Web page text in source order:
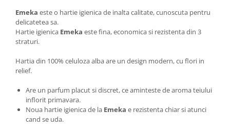
Emeka este o hartie igienica de inalta calitate, cunoscuta pentru
delicatetea sa.
Hartie igienica Emeka este fina, economica si rezistenta din 3
straturi.
Hartia din 100% celuloza alba are un design modern, cu flori in
relief.
Are un parfum placut si discret, ce aminteste de aroma teiului
inflorit primavara.
Noua hartie igienica de la Emeka e rezistenta chiar si atunci
cand se uda.